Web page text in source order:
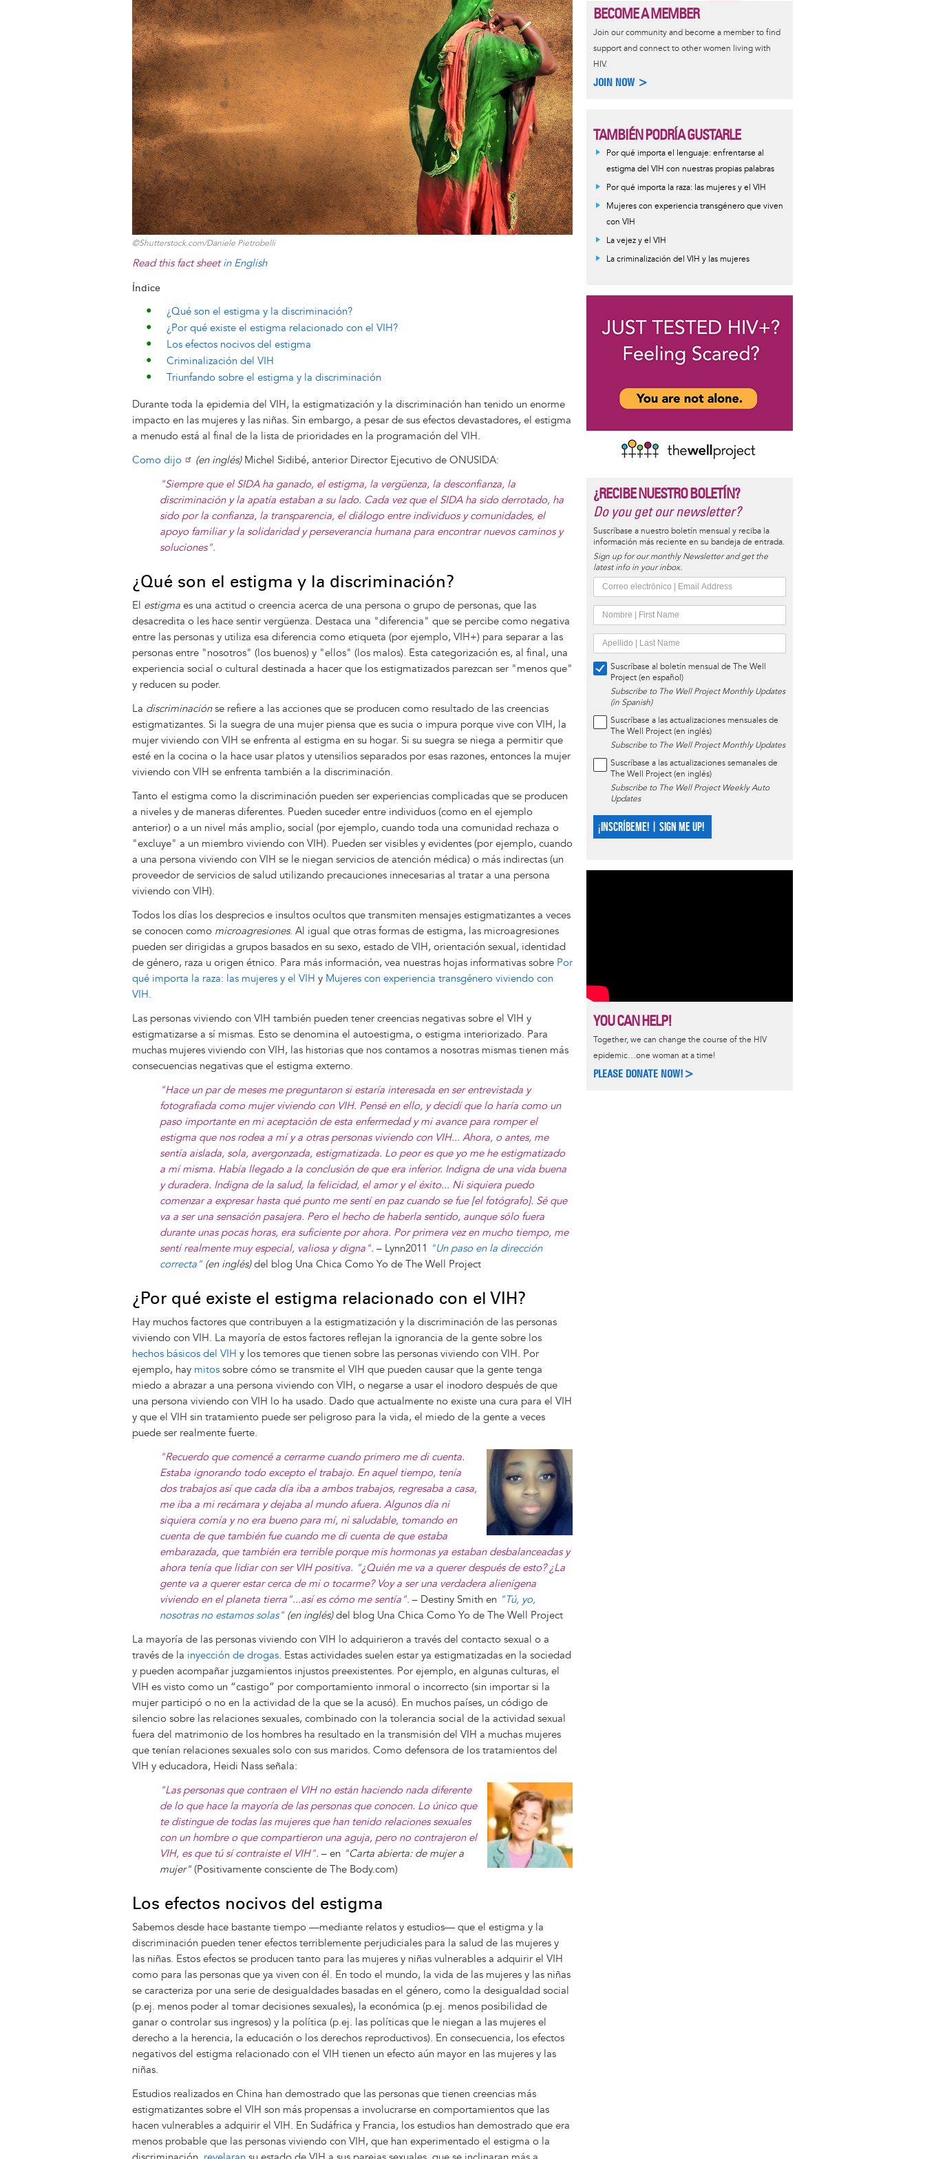
y
o
k
I
n
g
e
r
e
s
t
s
©Shutterstock.com/Daniele Pietrobelli
Read this fact sheetin English
Índice
¿Qué son el estigma y la discriminación?
¿Por qué existe el estigma relacionado con el VIH?
Los efectos nocivos del estigma
Criminalización del VIH
Triunfando sobre el estigma y la discriminación
Durante toda la epidemia del VIH, la estigmatización y la discriminación han tenido un enorme
impacto en las mujeres y las niñas. Sin embargo, a pesar de sus efectos devastadores, el estigma
a menudo está al final de la lista de prioridades en la programación del VIH.
Como dijo
(en inglés)Michel Sidibé, anterior Director Ejecutivo de ONUSIDA:
"Siempre que el SIDA ha ganado, el estigma, la vergüenza, la desconfianza, la
discriminación y la apatía estaban a su lado. Cada vez que el SIDA ha sido derrotado, ha
sido por la confianza, la transparencia, el diálogo entre individuos y comunidades, el
apoyo familiar y la solidaridad y perseverancia humana para encontrar nuevos caminos y
soluciones".
¿Qué son el estigma y la discriminación?
El estigma es una actitud o creencia acerca de una persona o grupo de personas, que las
desacredita o les hace sentir vergüenza. Destaca una "diferencia" que se percibe como negativa
entre las personas y utiliza esa diferencia como etiqueta (por ejemplo, VIH+) para separar a las
personas entre "nosotros" (los buenos) y "ellos" (los malos). Esta categorización es, al final, una
experiencia social o cultural destinada a hacer que los estigmatizados parezcan ser "menos que"
y reducen su poder.
La discriminaciónse refiere a las acciones que se producen como resultado de las creencias
estigmatizantes. Si la suegra de una mujer piensa que es sucia o impura porque vive con VIH, la
mujer viviendo con VIH se enfrenta al estigma en su hogar. Si su suegra se niega a permitir que
esté en la cocina o la hace usar platos y utensilios separados por esas razones, entonces la mujer
viviendo con VIH se enfrenta también a la discriminación.
Tanto el estigma como la discriminación pueden ser experiencias complicadas que se producen
a niveles y de maneras diferentes. Pueden suceder entre individuos (como en el ejemplo
anterior) o a un nivel más amplio, social (por ejemplo, cuando toda una comunidad rechaza o
"excluye" a un miembro viviendo con VIH). Pueden ser visibles y evidentes (por ejemplo, cuando
a una persona viviendo con VIH se le niegan servicios de atención médica) o más indirectas (un
proveedor de servicios de salud utilizando precauciones innecesarias al tratar a una persona
viviendo con VIH).
Todos los días los desprecios e insultos ocultos que transmiten mensajes estigmatizantes a veces
se conocen como microagresiones. Al igual que otras formas de estigma, las microagresiones
pueden ser dirigidas a grupos basados en su sexo, estado de VIH, orientación sexual, identidad
de género, raza u origen étnico. Para más información, vea nuestras hojas informativas sobre Por
qué importa la raza: las mujeres y el VIH y Mujeres con experiencia transgénero viviendo con
VIH.
Las personas viviendo con VIH también pueden tener creencias negativas sobre el VIH y
estigmatizarse a sí mismas. Esto se denomina el autoestigma, o estigma interiorizado. Para
muchas mujeres viviendo con VIH, las historias que nos contamos a nosotras mismas tienen más
consecuencias negativas que el estigma externo.
"Hace un par de meses me preguntaron si estaría interesada en ser entrevistada y
fotografiada como mujer viviendo con VIH. Pensé en ello, y decidí que lo haría como un
paso importante en mi aceptación de esta enfermedad y mi avance para romper el
estigma que nos rodea a mí y a otras personas viviendo con VIH... Ahora, o antes, me
sentía aislada, sola, avergonzada, estigmatizada. Lo peor es que yo me he estigmatizado
a mí misma. Había llegado a la conclusión de que era inferior. Indigna de una vida buena
y duradera. Indigna de la salud, la felicidad, el amor y el éxito... Ni siquiera puedo
comenzar a expresar hasta qué punto me sentí en paz cuando se fue [el fotógrafo]. Sé que
va a ser una sensación pasajera. Pero el hecho de haberla sentido, aunque sólo fuera
durante unas pocas horas, era suficiente por ahora. Por primera vez en mucho tiempo, me
sentí realmente muy especial, valiosa y digna". – Lynn2011 "Un paso en la dirección
correcta" (en inglés)del blog Una Chica Como Yo de The Well Project
¿Por qué existe el estigma relacionado con el VIH?
Hay muchos factores que contribuyen a la estigmatización y la discriminación de las personas
viviendo con VIH. La mayoría de estos factores reflejan la ignorancia de la gente sobre los
hechos básicos del VIH y los temores que tienen sobre las personas viviendo con VIH. Por
ejemplo, hay mitos sobre cómo se transmite el VIH que pueden causar que la gente tenga
miedo a abrazar a una persona viviendo con VIH, o negarse a usar el inodoro después de que
una persona viviendo con VIH lo ha usado. Dado que actualmente no existe una cura para el VIH
y que el VIH sin tratamiento puede ser peligroso para la vida, el miedo de la gente a veces
puede ser realmente fuerte.
Image
"Recuerdo que comencé a cerrarme cuando primero me di cuenta.
Estaba ignorando todo excepto el trabajo. En aquel tiempo, tenía
dos trabajos así que cada día iba a ambos trabajos, regresaba a casa,
me iba a mi recámara y dejaba al mundo afuera. Algunos día ni
siquiera comía y no era bueno para mí, ni saludable, tomando en
cuenta de que también fue cuando me di cuenta de que estaba
embarazada, que también era terrible porque mis hormonas ya estaban desbalanceadas y
ahora tenía que lidiar con ser VIH positiva. "¿Quién me va a querer después de esto? ¿La
gente va a querer estar cerca de mi o tocarme? Voy a ser una verdadera alienígena
viviendo en el planeta tierra"...así es cómo me sentía". – Destiny Smith en "Tú, yo,
nosotras no estamos solas" (en inglés)del blog Una Chica Como Yo de The Well Project
La mayoría de las personas viviendo con VIH lo adquirieron a través del contacto sexual o a
través de la inyección de drogas. Estas actividades suelen estar ya estigmatizadas en la sociedad
y pueden acompañar juzgamientos injustos preexistentes. Por ejemplo, en algunas culturas, el
VIH es visto como un “castigo” por comportamiento inmoral o incorrecto (sin importar si la
mujer participó o no en la actividad de la que se la acusó). En muchos países, un código de
silencio sobre las relaciones sexuales, combinado con la tolerancia social de la actividad sexual
fuera del matrimonio de los hombres ha resultado en la transmisión del VIH a muchas mujeres
que tenían relaciones sexuales solo con sus maridos. Como defensora de los tratamientos del
VIH y educadora, Heidi Nass señala:
Image
"Las personas que contraen el VIH no están haciendo nada diferente
de lo que hace la mayoría de las personas que conocen. Lo único que
te distingue de todas las mujeres que han tenido relaciones sexuales
con un hombre o que compartieron una aguja, pero no contrajeron el
VIH, es que tú sí contraiste el VIH". – en "Carta abierta: de mujer a
mujer" (Positivamente consciente de The Body.com)
Los efectos nocivos del estigma
Sabemos desde hace bastante tiempo —mediante relatos y estudios— que el estigma y la
discriminación pueden tener efectos terriblemente perjudiciales para la salud de las mujeres y
las niñas. Estos efectos se producen tanto para las mujeres y niñas vulnerables a adquirir el VIH
como para las personas que ya viven con él. En todo el mundo, la vida de las mujeres y las niñas
se caracteriza por una serie de desigualdades basadas en el género, como la desigualdad social
(p.ej. menos poder al tomar decisiones sexuales), la económica (p.ej. menos posibilidad de
ganar o controlar sus ingresos) y la política (p.ej. las políticas que le niegan a las mujeres el
derecho a la herencia, la educación o los derechos reproductivos). En consecuencia, los efectos
negativos del estigma relacionado con el VIH tienen un efecto aún mayor en las mujeres y las
niñas.
Estudios realizados en China han demostrado que las personas que tienen creencias más
estigmatizantes sobre el VIH son más propensas a involucrarse en comportamientos que las
hacen vulnerables a adquirir el VIH. En Sudáfrica y Francia, los estudios han demostrado que era
menos probable que las personas viviendo con VIH, que han experimentado el estigma o la
BECOME A MEMBER
Join our community and become a member to find
support and connect to other women living with
HIV.
JOIN NOW >
TAMBIÉN PODRÍA GUSTARLE
Por qué importa el lenguaje: enfrentarse al
estigma del VIH con nuestras propias palabras
Por qué importa la raza: las mujeres y el VIH
Mujeres con experiencia transgénero que viven
con VIH
La vejez y el VIH
La criminalización del VIH y las mujeres
¿RECIBE NUESTRO BOLETÍN?
Do you get our newsletter?
Suscríbase a nuestro boletín mensual y reciba la
información más reciente en su bandeja de entrada.
Sign up for our monthly Newsletter and get the
latest info in your inbox.
Suscríbase al boletín mensual de The Well
Project (en español)
Subscribe to The Well Project Monthly Updates
(in Spanish)
Suscríbase a las actualizaciones mensuales de
The Well Project (en inglés)
Subscribe to The Well Project Monthly Updates
Suscríbase a las actualizaciones semanales de
The Well Project (en inglés)
Subscribe to The Well Project Weekly Auto
Updates
¡INSCRÍBEME! | SIGN ME UP!
YOU CAN HELP!
Together, we can change the course of the HIV
epidemic…one woman at a time!
PLEASE DONATE NOW!>